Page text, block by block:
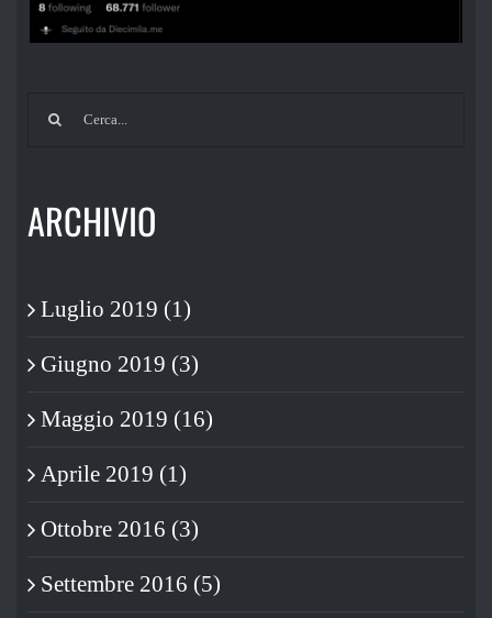
Cerca
ARCHIVIO
Luglio 2019 (1)
Giugno 2019 (3)
Maggio 2019 (16)
Aprile 2019 (1)
Ottobre 2016 (3)
Settembre 2016 (5)